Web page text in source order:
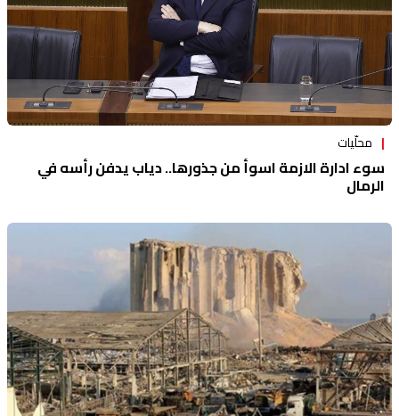
محلّيات
سوء ادارة الازمة اسوأ من جذورها.. دياب يدفن رأسه في
الرمال